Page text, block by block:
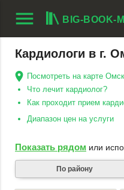
menu BIG-BOOK-
Кардиологи в г.
Посмотреть на карте
Что лечит кардиолог?
Как проходит прием
Диапазон цен на услуги
Показать рядом или
По району